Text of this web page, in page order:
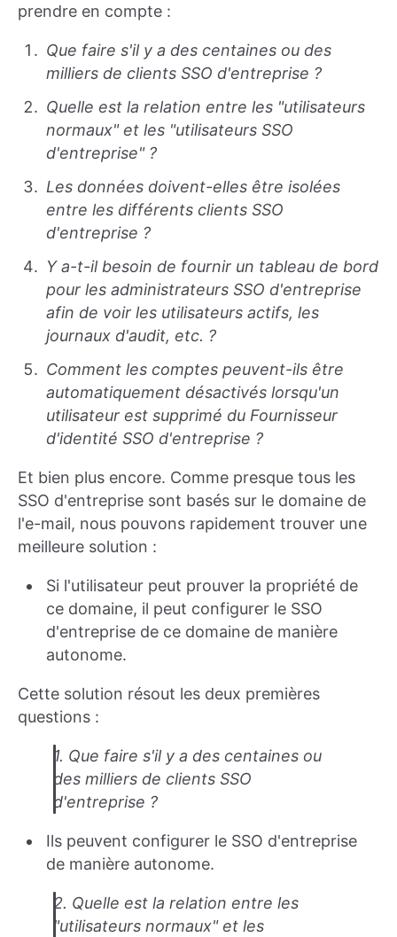
prendre en compte :
Que faire s'il y a des centaines ou des
milliers de clients SSO d'entreprise ?
Quelle est la relation entre les "utilisateurs
normaux" et les "utilisateurs SSO
d'entreprise" ?
Les données doivent-elles être isolées
entre les différents clients SSO
d'entreprise ?
Y a-t-il besoin de fournir un tableau de bord
pour les administrateurs SSO d'entreprise
afin de voir les utilisateurs actifs, les
journaux d'audit, etc. ?
Comment les comptes peuvent-ils être
automatiquement désactivés lorsqu'un
utilisateur est supprimé du Fournisseur
d'identité SSO d'entreprise ?
Et bien plus encore. Comme presque tous les
SSO d'entreprise sont basés sur le domaine de
l'e-mail, nous pouvons rapidement trouver une
meilleure solution :
Si l'utilisateur peut prouver la propriété de
ce domaine, il peut configurer le SSO
d'entreprise de ce domaine de manière
autonome.
Cette solution résout les deux premières
questions :
1. Que faire s'il y a des centaines ou
des milliers de clients SSO
d'entreprise ?
Ils peuvent configurer le SSO d'entreprise
de manière autonome.
2. Quelle est la relation entre les
"utilisateurs normaux" et les